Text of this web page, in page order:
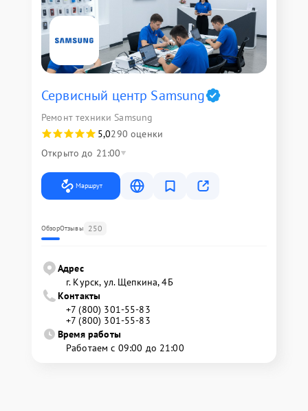
Сервисный центр Samsung
Ремонт техники Samsung
5,0290 оценки
Открыто до 21:00
Маршрут
ОбзорОтзывы 250
Адрес
г. Курск, ул. Щепкина, 4Б
Контакты
+7 (800) 301-55-83
+7 (800) 301-55-83
Время работы
Работаем с 09:00 до 21:00